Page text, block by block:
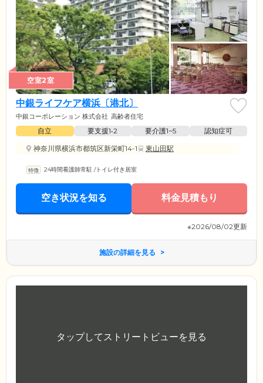
空室2室
中銀ライフケア横浜〔港北〕
中銀コーポレーション 株式会社 高齢者住宅
自立 要支援1•2 要介護1~5
認知症可
神奈川県横浜市都筑区新栄町14-1
東山田駅
24時間看護師常駐 /トイレ付き居室
空き状況を知る 料金見積もり
※2026/08/02更新
施設の詳細を見る